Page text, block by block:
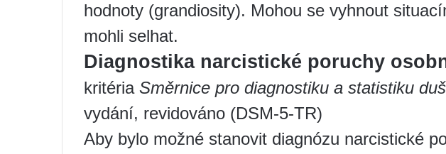
hodnoty (grandiosity). Mohou se vyhnout
mohli selhat.
Diagnostika narcistické poruchy
kritéria Směrnice pro diagnostiku a statistiku
vydání, revidováno (DSM-5-TR)
Aby bylo možné stanovit diagnózu narcistické